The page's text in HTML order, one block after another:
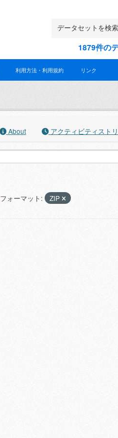
1879件の
利用方法・利用規約 リンク
About アクティビティスト
フォーマット: ZIP